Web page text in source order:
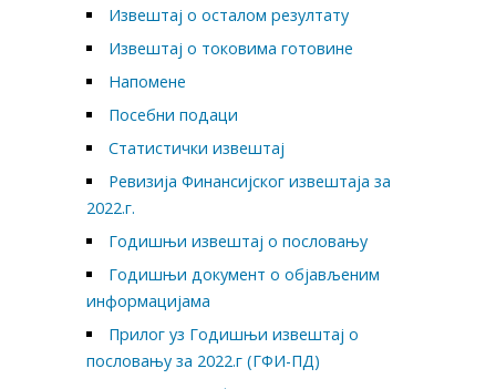
Извештај о осталом резултату
Извештај о токовима готовине
Напомене
Посебни подаци
Статистички извештај
Ревизија Финансијског извештаја за
2022.г.
Годишњи извештај о пословању
Годишњи документ о објављеним
информацијама
Прилог уз Годишњи извештај о
пословању за 2022.г (ГФИ-ПД)